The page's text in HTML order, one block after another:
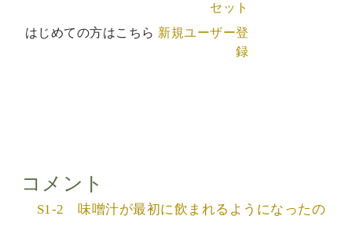
セット
はじめての方はこちら 新規ユーザー登
録
コメント
S1-2 味噌汁が最初に飲まれるようになったの